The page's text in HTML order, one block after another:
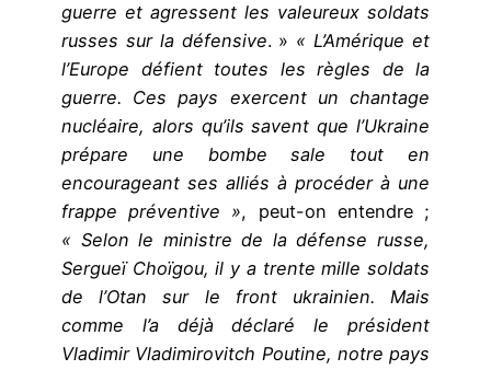
guerre et agressent les valeureux soldats
russes sur la défensive. » « L’Amérique et
l’Europe défient toutes les règles de la
guerre. Ces pays exercent un chantage
nucléaire, alors qu’ils savent que l’Ukraine
prépare une bombe sale tout en
encourageant ses alliés à procéder à une
frappe préventive », peut-on entendre ;
« Selon le ministre de la défense russe,
Sergueï Choïgou, il y a trente mille soldats
de l’Otan sur le front ukrainien. Mais
comme l’a déjà déclaré le président
Vladimir Vladimirovitch Poutine, notre pays